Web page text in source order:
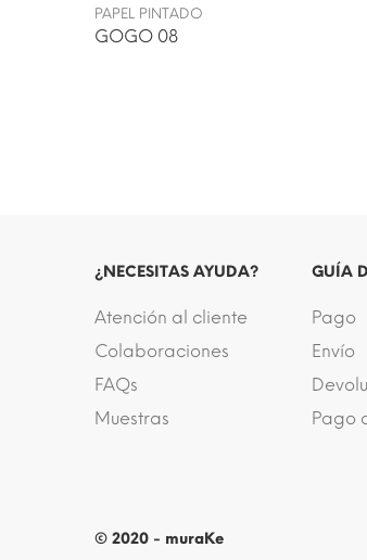
PAPEL PINTADO
GOGO 08
¿NECESITAS AYUDA?
Atención al cliente
Colaboraciones
FAQs
Muestras
GUÍA
Pago
Envío
Pago
© 2020 - muraKe